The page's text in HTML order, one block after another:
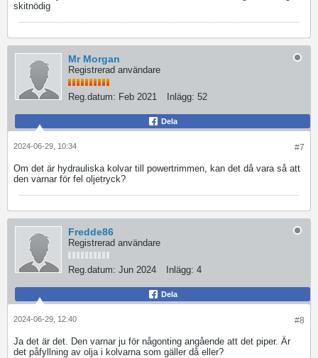
skitnödig
Mr Morgan
Registrerad användare
Reg.datum: Feb 2021 Inlägg: 52
Dela
#7
2024-06-29, 10:34
Om det är hydrauliska kolvar till powertrimmen, kan det då vara så att
den varnar för fel oljetryck?
Fredde86
Registrerad användare
Reg.datum: Jun 2024 Inlägg: 4
Dela
#8
2024-06-29, 12:40
Ja det är det. Den varnar ju för någonting angående att det piper. Är
det påfyllning av olja i kolvarna som gäller då eller?